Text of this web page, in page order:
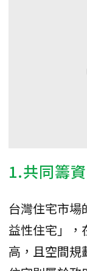
1.共同籌
台灣住宅市場
益性住宅」，
高，且空間規